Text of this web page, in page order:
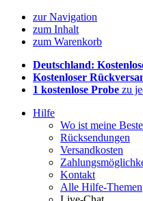
zur Navigation
zum Inhalt
zum Warenkorb
Deutschland:
Kostenloser
1 kostenlose Probe zu
Hilfe
Wo ist meine
Rücksendungen
Versandkosten
Kontakt
Alle Hilfe-Themen